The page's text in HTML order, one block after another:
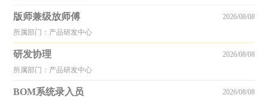
版师兼级放师傅
所属部门：产品研发中心
2026/08/08
研发协理
所属部门：产品研发中心
2026/08/08
BOM系统录入员 2026/08/08